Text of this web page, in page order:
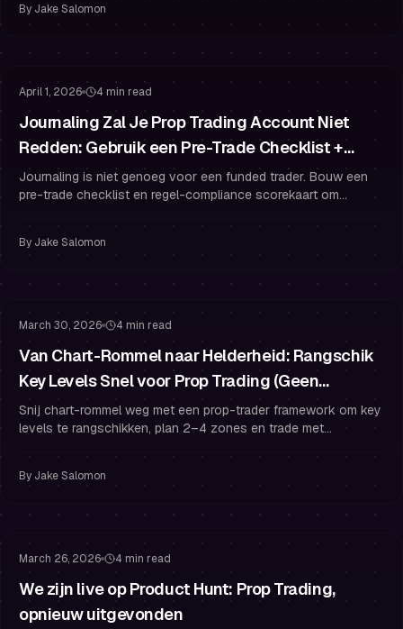
By Jake Salomon
April 1, 2026 4 min read
Journaling Zal Je Prop Trading Account Niet
Redden: Gebruik een Pre-Trade Checklist +
Compliance Scorekaart
Journaling is niet genoeg voor een funded trader. Bouw een
pre-trade checklist en regel-compliance scorekaart om
By Jake Salomon
March 30, 2026 4 min read
Van Chart-Rommel naar Helderheid: Rangschik
Key Levels Snel voor Prop Trading (Geen
Verlamming)
Snij chart-rommel weg met een prop-trader framework om key
levels te rangschikken, plan 2–4 zones en trade met
By Jake Salomon
Gefinancierd Handelen Challenge Strategie
March 26, 2026 4 min read
We zijn live op Product Hunt: Prop Trading,
opnieuw uitgevonden